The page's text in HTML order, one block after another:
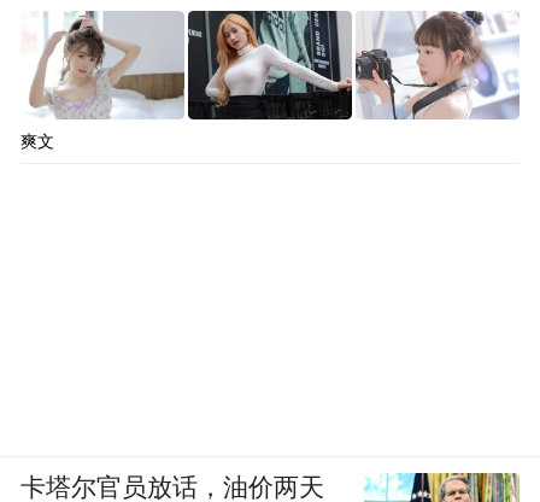
爽文
卡塔尔官员放话，油价两天